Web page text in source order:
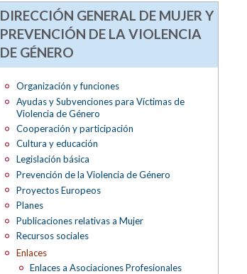
DIRECCIÓN GENERAL DE MUJER Y
PREVENCIÓN DE LA VIOLENCIA
DE GÉNERO
Organización y funciones
Ayudas y Subvenciones para Víctimas de
Violencia de Género
Cooperación y participación
Cultura y educación
Legislación básica
Prevención de la Violencia de Género
Proyectos Europeos
Planes
Publicaciones relativas a Mujer
Recursos sociales
Enlaces
Enlaces a Asociaciones Profesionales